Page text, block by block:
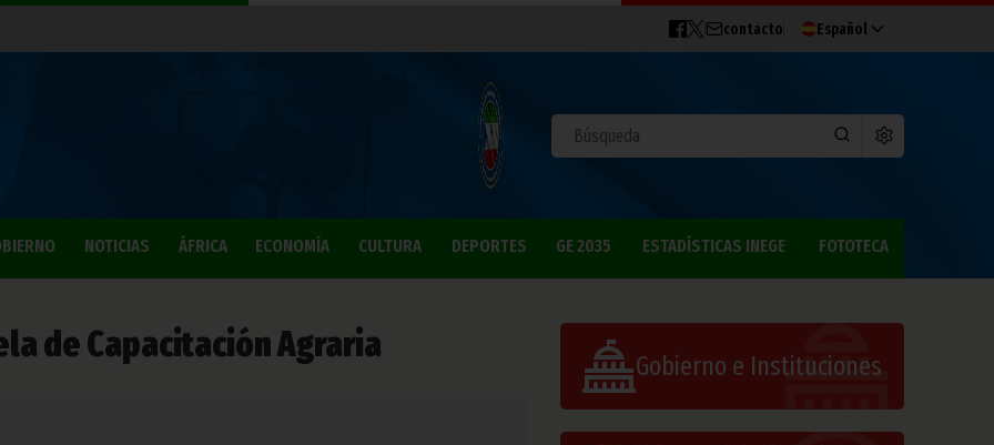
contacto Español
NOTICIAS ÁFRICA ECONOMÍA CULTURA DEPORTES GE 2035 ESTADÍSTICAS INEGE FOTOTECA
de Capacitación Agraria
Gobierno e Instituciones